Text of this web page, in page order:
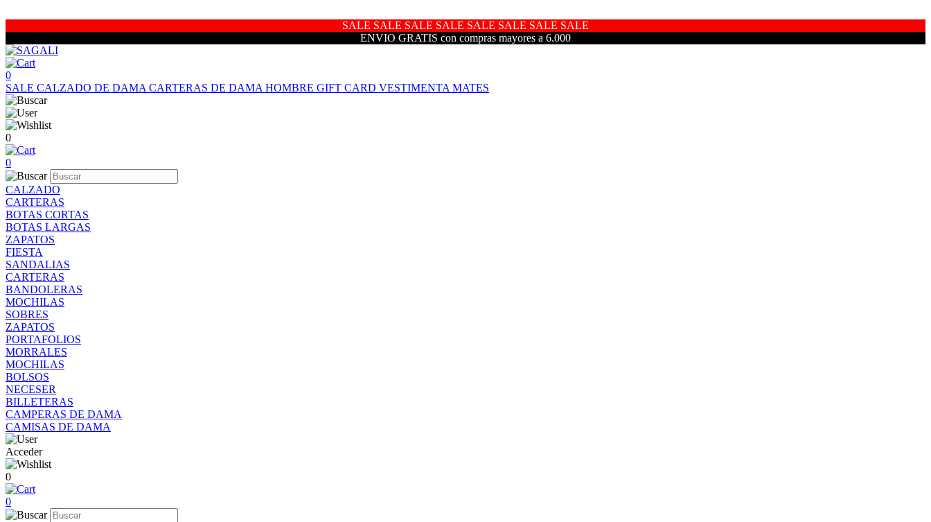
SALE SALE SALE SALE SALE SALE SALE SALE
ENVIO GRATIS con compras mayores a 6.000
0
SALE CALZADO DE DAMA CARTERAS DE DAMA HOMBRE GIFT CARD VESTIMENTA MATES
0
0
CALZADO
CARTERAS
BOTAS CORTAS
BOTAS LARGAS
ZAPATOS
FIESTA
SANDALIAS
CARTERAS
BANDOLERAS
MOCHILAS
SOBRES
ZAPATOS
PORTAFOLIOS
MORRALES
MOCHILAS
BOLSOS
NECESER
BILLETERAS
CAMPERAS DE DAMA
CAMISAS DE DAMA
Acceder
0
0